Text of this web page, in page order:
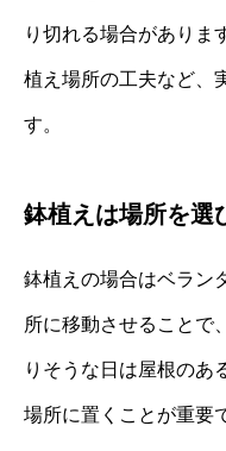
り切れる場合がありま
植え場所の工夫など、
す。
鉢植えは場所を選
鉢植えの場合はベラン
所に移動させることで
りそうな日は屋根のあ
場所に置くことが重要